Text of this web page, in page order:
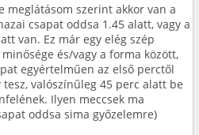
meglátásom szerint akkor van a
csapat oddsa 1.45 alatt, vagy a
van. Ez már egy elég szép
és/vagy a forma között,
egyértelműen az első perctől
valószínűleg 45 perc alatt be
Ilyen meccsek ma
oddsa sima győzelemre)